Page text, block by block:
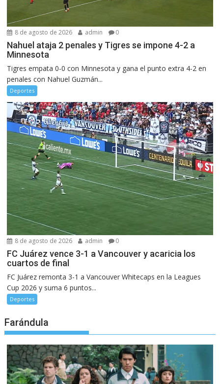
8 de agosto de 2026 admin 0
Nahuel ataja 2 penales y Tigres se impone 4-2 a
Minnesota
Tigres empata 0-0 con Minnesota y gana el punto extra 4-2 en
penales con Nahuel Guzmán...
Deportes
8 de agosto de 2026 admin 0
FC Juárez vence 3-1 a Vancouver y acaricia los
cuartos de final
FC Juárez remonta 3-1 a Vancouver Whitecaps en la Leagues
Cup 2026 y suma 6 puntos...
Deportes
Farándula